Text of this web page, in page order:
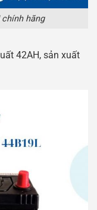
chính hãng
42AH, sản xuất